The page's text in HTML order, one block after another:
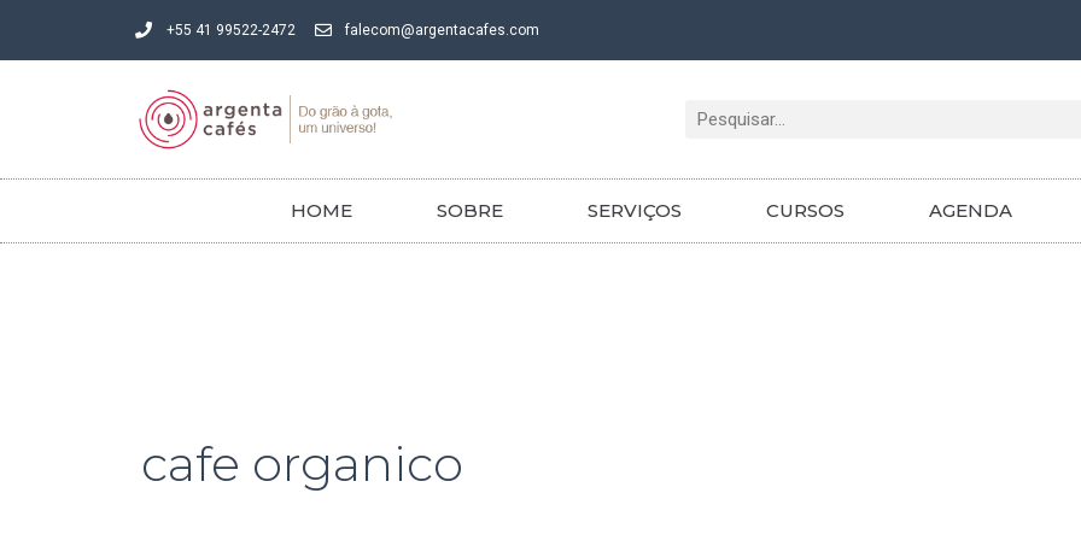
+55 41 99522-2472 falecom@argentacafes.com
Pesquisar
HOME SOBRE SERVIÇOS CURSOS AGENDA
cafe organico